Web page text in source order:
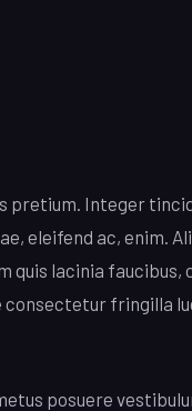
pretium. Integer
eleifend ac, enim.
quis lacinia
fringilla
posuere